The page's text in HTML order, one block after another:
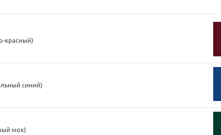
красный)
синий)
мох)